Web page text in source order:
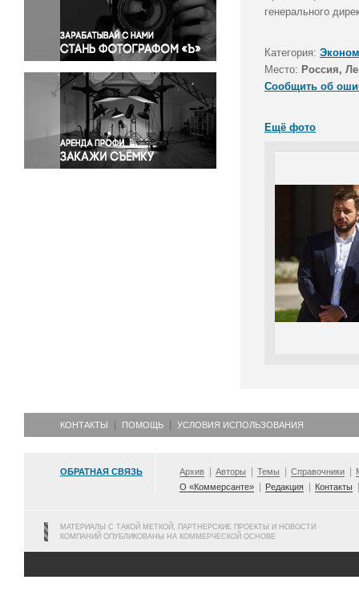
Правосудие
Происшествия и конфликты
Религия
Светская жизнь
Спорт
Экология
Экономика и бизнес
генерального
Категория:
Место: Россия,
Сообщить об
Ещё фото
КОНТАКТЫ ПОМОЩЬ УСЛОВИЯ ИСПОЛЬЗОВАНИЯ
ОБРАТНАЯ СВЯЗЬ Архив Авторы Темы Справочники
О «Коммерсанте»
Редакция Контакты
МАТЕРИАЛЫ С ТАКОЙ МЕТКОЙ, ПАРТНЕРСКИЕ ПРОЕКТЫ И НОВОСТИ
КОМПАНИЙ ОПУБЛИКОВАНЫ НА КОММЕРЧЕСКОЙ ОСНОВЕ